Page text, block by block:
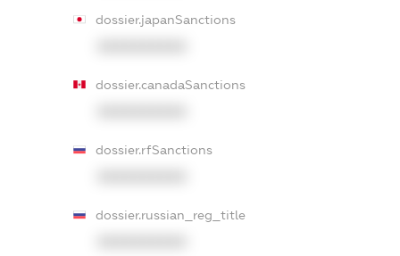
dossier.japanSanctions
dossier.canadaSanctions
dossier.rfSanctions
dossier.russian_reg_title